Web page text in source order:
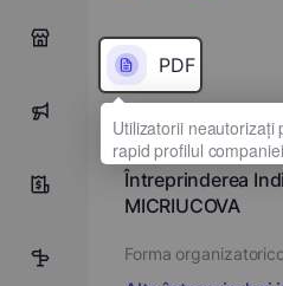
0
1
PDF
Denumirea completă
Întreprinderea
MICRIUCOVA
Forma